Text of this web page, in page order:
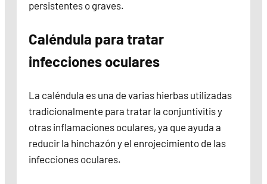
persistentes o graves.
Caléndula para tratar
infecciones oculares
La caléndula es una de varias hierbas utilizadas
tradicionalmente para tratar la conjuntivitis y
otras inflamaciones oculares, ya que ayuda a
reducir la hinchazón y el enrojecimiento de las
infecciones oculares.